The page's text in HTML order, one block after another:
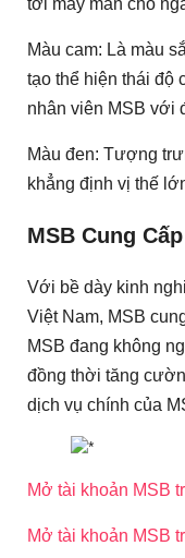
tới may mắn cho
Màu cam: Là màu
tạo thể hiện thái độ
nhân viên MSB với
Màu đen: Tượng
khẳng định vị thế
MSB Cung
Với bề dày kinh
Việt Nam, MSB
MSB đang không
đồng thời tăng
dịch vụ chính của
Mở tài khoản MSB
Mở tài khoản MSB